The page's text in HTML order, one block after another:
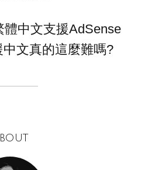
中文支援AdSense
文真的這麼難嗎?